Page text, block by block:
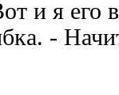
и я его
-